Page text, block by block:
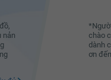
nản
chào
dành
ơn